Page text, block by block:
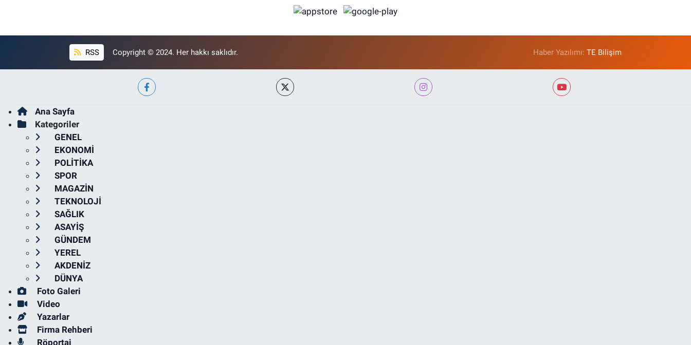
RSS Copyright © 2024. Her hakkı saklıdır. Haber Yazılımı:TE Bilişim
Ana Sayfa
Kategoriler
GENEL
EKONOMİ
POLİTİKA
SPOR
MAGAZİN
TEKNOLOJİ
SAĞLIK
ASAYİŞ
GÜNDEM
YEREL
AKDENİZ
DÜNYA
Foto Galeri
Video
Yazarlar
Firma Rehberi
Röportaj